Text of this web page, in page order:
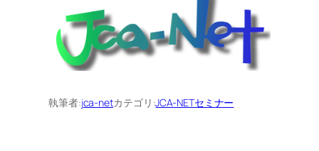
執筆者:jca-netカテゴリ:JCA-NETセミナー